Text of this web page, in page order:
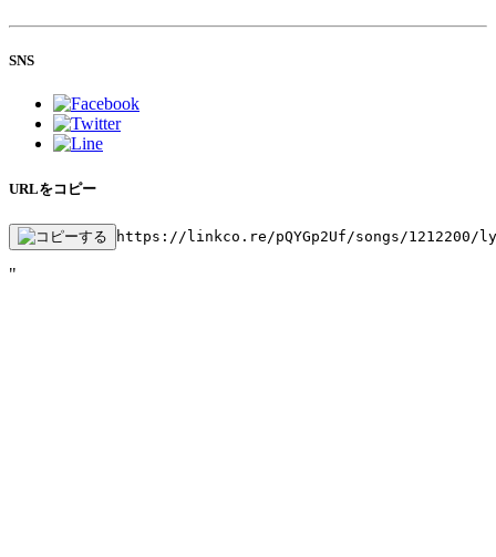
SNS
URLをコピー
https://linkco.re/pQYGp2Uf/songs/1212200/
"